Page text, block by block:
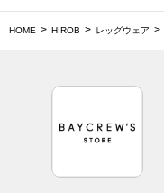
HOME HIROB レッグウェア